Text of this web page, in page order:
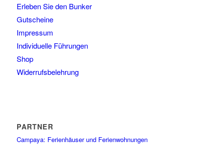
Erleben Sie den Bunker
Gutscheine
Impressum
Individuelle Führungen
Shop
Widerrufsbelehrung
PARTNER
Campaya: Ferienhäuser und Ferienwohnungen